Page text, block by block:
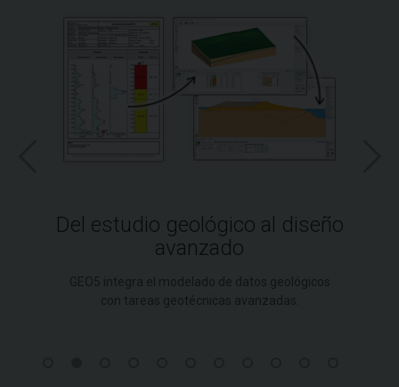
Del estudio geológico al diseño
avanzado
GEO5 integra el modelado de datos geológicos
con tareas geotécnicas avanzadas.